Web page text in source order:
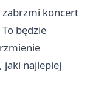
zabrzmi koncert
będzie
jaki najlepiej